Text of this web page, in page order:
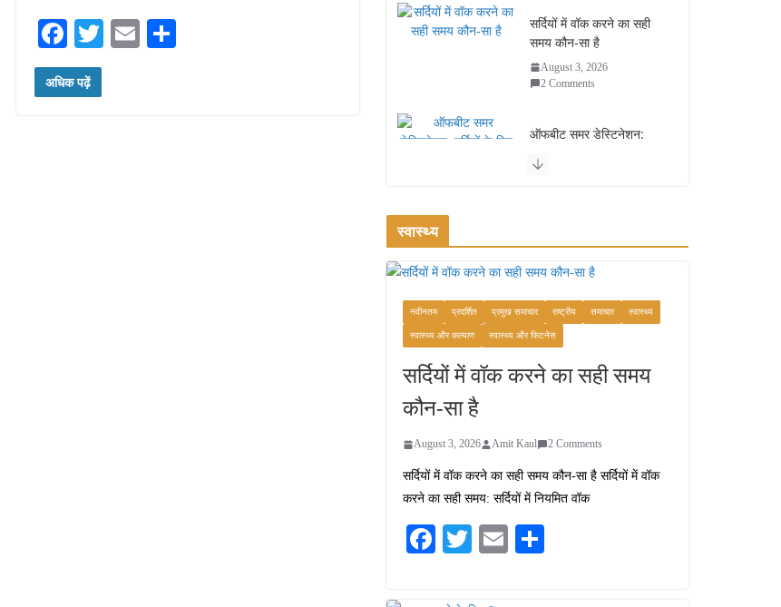
Fa
ce
bo
T
E
अधिक पढ़ें
सर्दियों में वॉक करने का सही
समय कौन-सा है
August 3, 2026
2 Comments
ऑफबीट समर डेस्टिनेशन:
जगहें – भीड़ से दूर छुट्टियां
कश्मीर यात्रा गाइड:
प्राकृतिक सुंदरता और
स्वादिष्ट भोजन का अनूठा संगम
August 1, 2026
1 Comment
16 ज़रूरी कीबोर्ड शॉर्टकट्स
जो आपकी उत्पादकता को
दोगुना कर देंगे
स्वास्थ्य
नवीनतम प्रदर्शित प्रमुख समाचार राष्ट्रीय समाचार स्वास्थ्य
स्वास्थ्य और कल्याण स्वास्थ्य और फिटनेस
सर्दियों में वॉक करने का सही समय
कौन-सा है
August 3, 2026 Amit Kaul 2 Comments
सर्दियों में वॉक करने का सही समय कौन-सा है सर्दियों में वॉक
करने का सही समय: सर्दियों में नियमित वॉक
Fa
bo
T
tte
E